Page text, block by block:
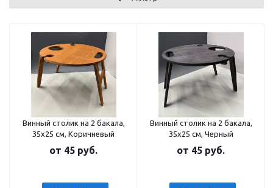
Винный столик на 2 бакала,
35х25 см, Коричневый
от 45 руб.
Винный столик на 2 бакала,
35х25 см, Черный
от 45 руб.